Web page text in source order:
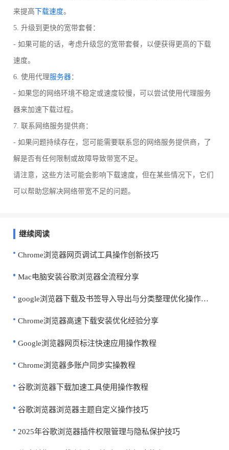
来提高 下载速度。
5. 升级到更快的宽带套餐：
- 如果可能的话，考虑升级您的宽带套餐，以便获得更高的下载
速度。
6. 使用代理服务器：
- 如果您的网络环境不稳定或速度较慢，可以尝试使用代理服务
器来加速下载过程。
7. 联系网络服务提供商：
- 如果问题持续存在，您可能需要联系您的网络服务提供商，了
解是否有任何限制或故障导致带宽不足。
请注意，这些方法可能会影响下载速度，但在某些情况下，它们
可以帮助您解决网络带宽不足的问题。
继续阅读
Chrome浏览器网页调试工具操作创新技巧
Mac电脑安装谷歌浏览器全流程分享
google浏览器下载及书签导入导出与分类整理优化操作教程
Chrome浏览器高速下载安装优化经验分享
Google浏览器网页标注快速应用操作教程
Chrome浏览器多账户同步实操教程
谷歌浏览器下载加速工具使用操作教程
谷歌浏览器浏览器主题自定义操作技巧
2025年谷歌浏览器插件权限管理与隐私保护技巧